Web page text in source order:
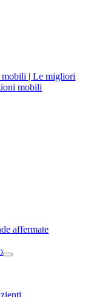
mobili | Le migliori
mobili
affermate